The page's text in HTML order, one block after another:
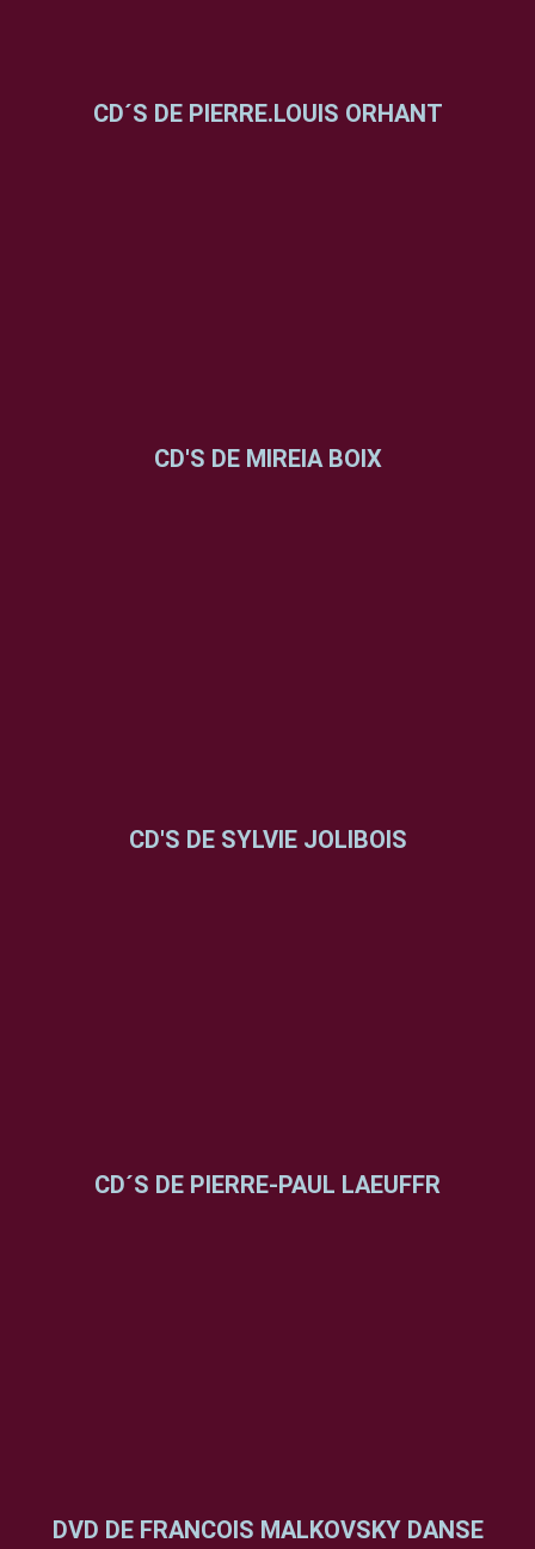
CD´S DE PIERRE.LOUIS ORHANT
CD'S DE MIREIA BOIX
CD'S DE SYLVIE JOLIBOIS
CD´S DE PIERRE-PAUL LAEUFFR
DVD DE FRANCOIS MALKOVSKY DANSE